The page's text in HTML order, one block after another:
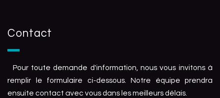
Contact
Pour toute demande d'information, nous vous invitons à
remplir le formulaire ci-dessous. Notre équipe prendra
ensuite contact avec vous dans les meilleurs délais.